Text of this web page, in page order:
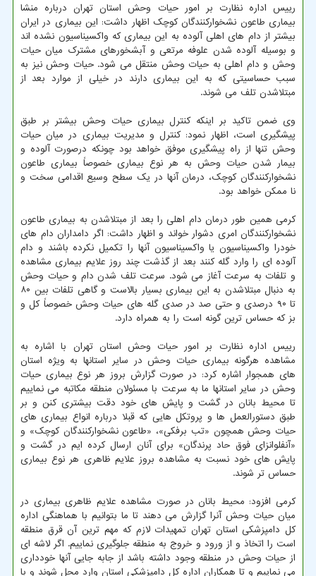
رییس اداره نظارت بر امور حیات وحش استان تهران درباره منشا
بیماری طاعون نشخوارکنندگان کوچک اظهار داشت: این بیماری در ایران
بیشتر از دام های اهلی آلوده به این بیماری که واکسیناسیون نشده اند
و بوسیله آلوده شدن علوفه مرتعی و آبشخورهای مشترک میان حیات
وحش و دام اهلی به حیات وحش منتقل می شود. حیات وحش نیز به
سبب حساسیتی که به این بیماری دارند در خیلی از موارد بعد از
مبتلاشدن تلف می شوند.
وی ضمن تاکید بر اینکه کنترل بیماری حیات وحش بیشتر بر طبق
پیشگیری است، اظهار نمود: کنترل و مدیریت بیماری در میان حیات
وحش تنها از راه پیشگیری موفق خواهد بود چونکه درصورت آلوده و
بیمار شدن حیات وحش به هر نوع بیماری خصوصاً بیماری طاعون
نشخوارکنندگان کوچک، درمان آنها در یک سطح وسیع اقدامی سخت و
نا ممکن خواهد بود.
کرمی همین طور درمان دام اهلی را بعد از مبتلاشدن به بیماری طاعون
نشخوارکنندگان امری دشوار خواند و اظهار داشت: اگر دامداران دام های
خودرا واکسیناسیون یا واکسیناسیون آنها را تکمیل نکرده باشند و دام
آلوده ای را وارد گله کنند بعد از گذشت چند روز علایم بیماری مشاهده
و تلفات به سرعت آغاز می شود. سرعت تلف شدن دام و حیات وحش
به دنبال مبتلاشدن به این بیماری بسیار بالاست و گاهی تلفات بین ۸۰
تا ۹۰ درصدی و حتی صد در صدی گله های حیات وحش خصوصاً کل و
بز که حساس ترین گونه است را به همراه دارد.
رییس اداره نظارت بر امور حیات وحش استان تهران با اشاره به
مشاهده هرگونه بیماری حیات وحش در سایر استانها به ویژه استان
های همجوار اشاره کرد: در صورت گزارش بروز هر نوع بیماری حیات
وحش در سایر استانها ما به سرعت با مسئولان منطقه مکاتبه می نماییم
تا محیط بانان در گشت و پایش های خود دقت بیشتری کنن و بر
طبق دستورالعمل ها و پروتکل هایی که قبلا درباره انواع بیماری های
حیات وحش همچون «تب برفکی»، «طاعون نشخوارکنندگان کوچک» و
«آنفلوانزای فوق حاد پرندگان» برای آنان ارسال کرده ایم در گشت و
پایش های خود نسبت به مشاهده بروز علایم ظاهری هر نوع بیماری
حساس تر شوند.
کرمی افزود: محیط بانان در صورت مشاهده علایم ظاهری بیماری در
میان حیات وحش آنرا گزارش می دهند تا ما بتوانیم با هماهنگی اداره
کل دامپزشکی استان تهران تمهیدات لازم که مهم ترین آن قرق منطقه
است را اتخاذ و از ورود و خروج به منطقه جلوگیری نماییم. اگر لاشه ای
از حیات وحش در منطقه وجود داشته باشد از جابه جایی آنها خودداری
می نماییم و تا همکاران اداره کل دامپزشکی استان وارد محل شوند و با